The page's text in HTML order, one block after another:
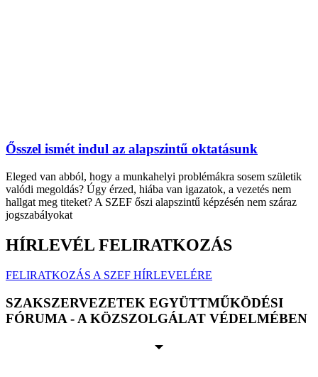
Ősszel ismét indul az alapszintű oktatásunk
Eleged van abból, hogy a munkahelyi problémákra sosem születik
valódi megoldás? Úgy érzed, hiába van igazatok, a vezetés nem
hallgat meg titeket? A SZEF őszi alapszintű képzésén nem száraz
jogszabályokat
HÍRLEVÉL FELIRATKOZÁS
FELIRATKOZÁS A SZEF HÍRLEVELÉRE
SZAKSZERVEZETEK EGYÜTTMŰKÖDÉSI
FÓRUMA - A KÖZSZOLGÁLAT VÉDELMÉBEN